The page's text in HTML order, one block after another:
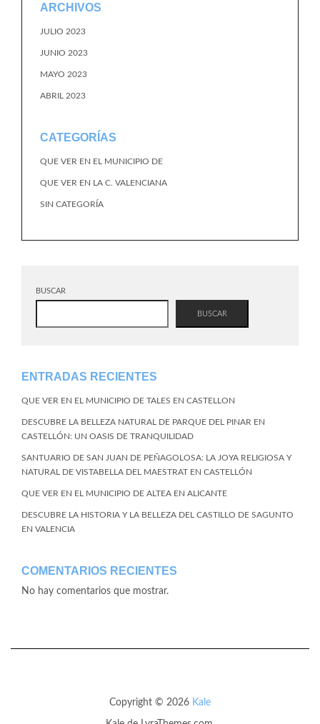
ARCHIVOS
JULIO 2023
JUNIO 2023
MAYO 2023
ABRIL 2023
CATEGORÍAS
QUE VER EN EL MUNICIPIO DE
QUE VER EN LA C. VALENCIANA
SIN CATEGORÍA
BUSCAR
BUSCAR
ENTRADAS RECIENTES
QUE VER EN EL MUNICIPIO DE TALES EN CASTELLON
DESCUBRE LA BELLEZA NATURAL DE PARQUE DEL PINAR EN
CASTELLÓN: UN OASIS DE TRANQUILIDAD
SANTUARIO DE SAN JUAN DE PEÑAGOLOSA: LA JOYA RELIGIOSA Y
NATURAL DE VISTABELLA DEL MAESTRAT EN CASTELLÓN
QUE VER EN EL MUNICIPIO DE ALTEA EN ALICANTE
DESCUBRE LA HISTORIA Y LA BELLEZA DEL CASTILLO DE SAGUNTO
EN VALENCIA
COMENTARIOS RECIENTES
No hay comentarios que mostrar.
Copyright © 2026 Kale